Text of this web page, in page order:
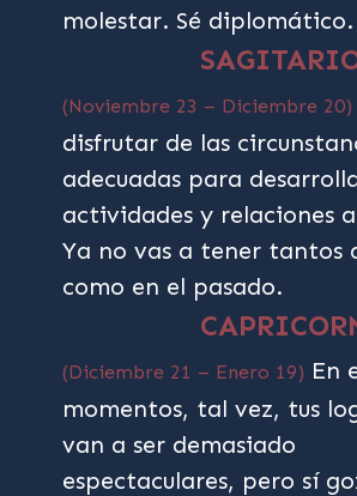
molestar. Sé diplomático.
(Noviembre 23 – Diciembre 20)
disfrutar de las
adecuadas para
actividades y relaciones
Ya no vas a tener tantos
como en el pasado.
(Diciembre 21 – Enero 19) En
momentos, tal vez, tus
van a ser demasiado
espectaculares, pero sí